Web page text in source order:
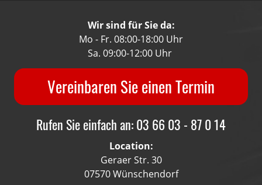
Wir sind für Sie da:
Mo - Fr. 08:00-18:00 Uhr
Sa. 09:00-12:00 Uhr
Vereinbaren Sie einen Termin
Rufen Sie einfach an: 03 66 03 - 87 0 14
Location:
Geraer Str. 30
07570 Wünschendorf